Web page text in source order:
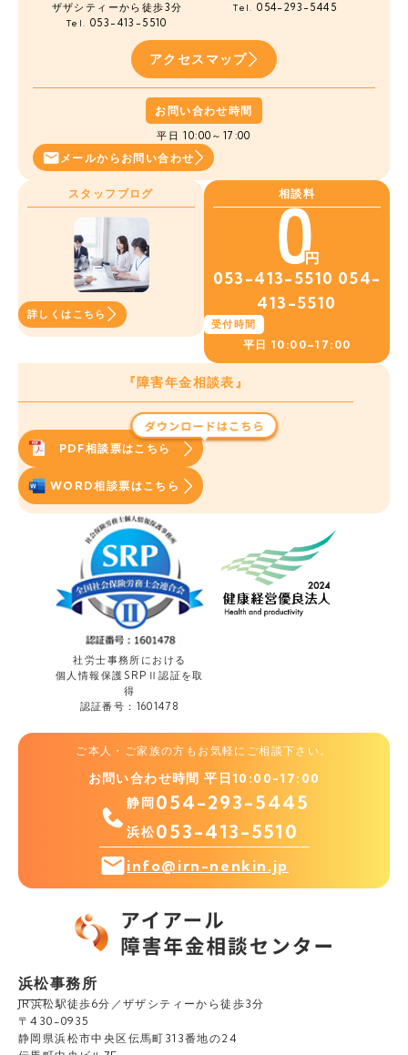
ザザシティーから徒歩3分
Tel. 053-413-5510
Tel. 054-293-5445
アクセスマップ
お問い合わせ時間
平日 10:00～17:00
メールから お問い合わせ
スタッフブログ
詳しくはこちら
相談料
053-413-5510 054-
413-5510
受付時間
平日 10:00~17:00
『障害年金相談表』
PDF相談票はこちら
WORD相談票はこちら
社労士事務所における
個人情報保護SRPⅡ認証を取
得
認証番号：1601478
ご本人・ご家族の方もお気軽にご相談下さい。
お問い合わせ時間 平日10:00-17:00
静岡054-293-5445
浜松053-413-5510
info@irn-nenkin.jp
浜松事務所
JR浜松駅徒歩6分／ザザシティーから徒歩3分
〒430-0935
静岡県浜松市中央区伝馬町313番地の24